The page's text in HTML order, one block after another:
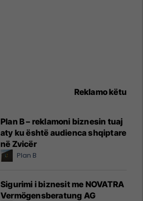
Reklamo këtu
Plan B – reklamoni biznesin tuaj
aty ku është audienca shqiptare
në Zvicër
Plan B
Sigurimi i biznesit me NOVATRA
Vermögensberatung AG